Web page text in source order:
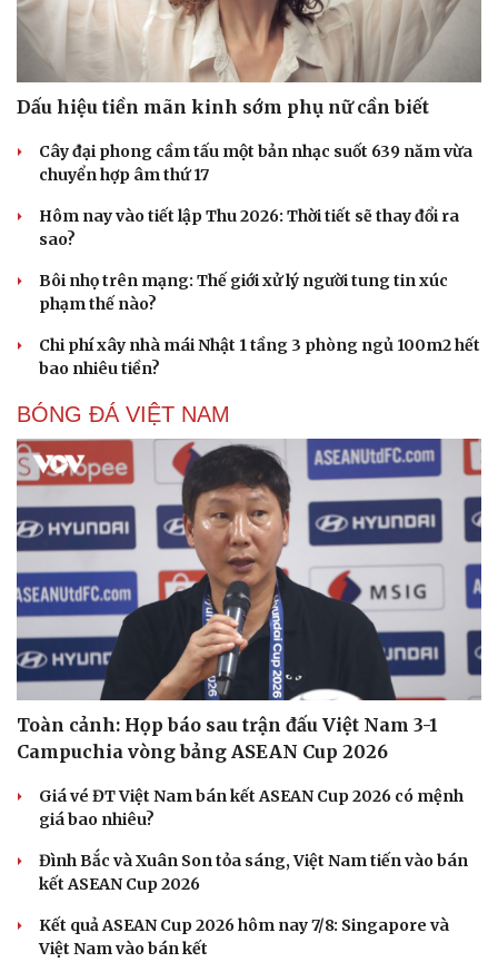
Dấu hiệu tiền mãn kinh sớm phụ nữ cần biết
Cây đại phong cầm tấu một bản nhạc suốt 639 năm vừa
chuyển hợp âm thứ 17
Hôm nay vào tiết lập Thu 2026: Thời tiết sẽ thay đổi ra
sao?
Bôi nhọ trên mạng: Thế giới xử lý người tung tin xúc
phạm thế nào?
Chi phí xây nhà mái Nhật 1 tầng 3 phòng ngủ 100m2 hết
bao nhiêu tiền?
BÓNG ĐÁ VIỆT NAM
Toàn cảnh: Họp báo sau trận đấu Việt Nam 3-1
Campuchia vòng bảng ASEAN Cup 2026
Giá vé ĐT Việt Nam bán kết ASEAN Cup 2026 có mệnh
giá bao nhiêu?
Đình Bắc và Xuân Son tỏa sáng, Việt Nam tiến vào bán
kết ASEAN Cup 2026
Kết quả ASEAN Cup 2026 hôm nay 7/8: Singapore và
Việt Nam vào bán kết